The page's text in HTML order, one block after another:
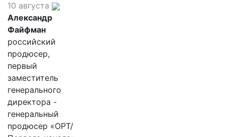
10 августа
Александр
Файфман
российский
продюсер,
первый
заместитель
генерального
директора -
генеральный
продюсер «ОРТ/